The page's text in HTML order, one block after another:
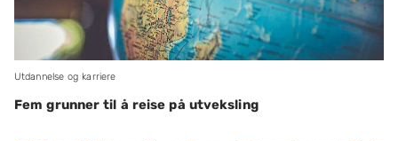
Utdannelse og karriere
Fem grunner til å reise på utveksling